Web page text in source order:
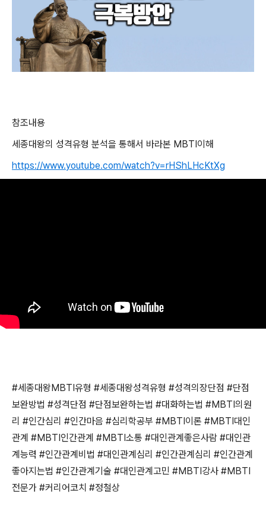
참조내용
세종대왕의 성격유형 분석을 통해서 바라본 MBTI 이해
https://www.youtube.com/watch?v=rHShLHcKtXg
#세종대왕 MBTI 유형 #세종대왕성격유형 #성격의장단점 #단점
보완방법 #성격단점 #단점보완하는법 #대화하는법 #MBTI 의원
리 #인간심리 #인간마음 #심리학공부 #MBTI 이론 #MBTI 대인
관계 #MBTI 인간관계 #MBTI 소통 #대인관계좋은사람 #대인관
계능력 #인간관계비법 #대인관계심리 #인간관계심리 #인간관계
좋아지는법 #인간관계기술 #대인관계고민 #MBTI 강사 #MBTI
전문가 #커리어코치 #정철상